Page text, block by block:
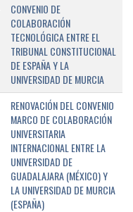
CONVENIO DE
COLABORACIÓN
TECNOLÓGICA ENTRE EL
TRIBUNAL CONSTITUCIONAL
DE ESPAÑA Y LA
UNIVERSIDAD DE MURCIA
RENOVACIÓN DEL CONVENIO
MARCO DE COLABORACIÓN
UNIVERSITARIA
INTERNACIONAL ENTRE LA
UNIVERSIDAD DE
GUADALAJARA (MÉXICO) Y
LA UNIVERSIDAD DE MURCIA
(ESPAÑA)